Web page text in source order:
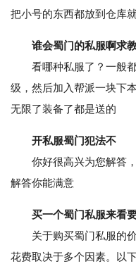
把小号的东西都放到仓库
谁会蜀门的私服啊求
看哪种私服了？一般都
级，然后加入帮派一块下
无限了装备了都是送的
开私服蜀门犯法不
你好很高兴为您解答，
解答你能满意
买一个蜀门私服来看
关于购买蜀门私服的价
花费取决于多个因素。以